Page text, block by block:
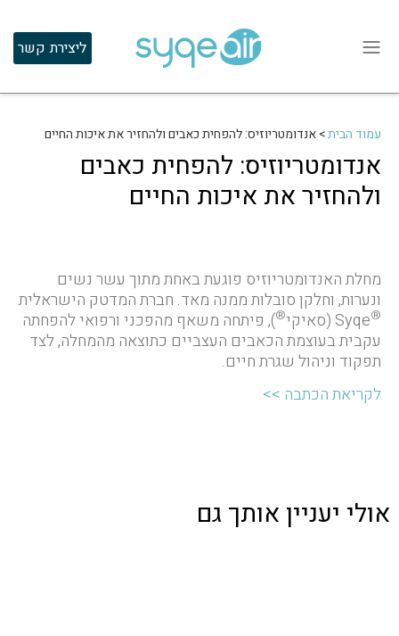
ליצירת קשר
עמוד הבית>אנדומטריוזיס: להפחית כאבים ולהחזיר את איכות החיים
אנדומטריוזיס: להפחית כאבים
ולהחזיר את איכות החיים
מחלת האנדומטריוזיס פוגעת באחת מתוך עשר נשים
ונערות, וחלקן סובלות ממנה מאד. חברת המדטק הישראלית
®Syqe (סאיקי ®), פיתחה משאף מהפכני ורפואי להפחתה
עקבית בעוצמת הכאבים העצביים כתוצאה מהמחלה, לצד
תפקוד וניהול שגרת חיים.
לקריאת הכתבה >>
אולי יעניין אותך גם